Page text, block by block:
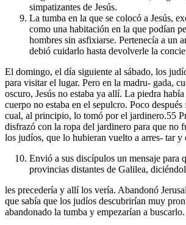
simpatizantes de Jesús.
La tumba en la que se colocó a Jesús,
como una habitación en la que podían
hombres sin asfixiarse. Pertenecía a un
debió cuidarlo hasta devolverle la
El domingo, el día siguiente al sábado, los
para visitar el lugar. Pero en la madru- gada,
oscuro, Jesús no estaba ya allí. La piedra
cuerpo no estaba en el sepulcro. Poco
cual, al principio, lo tomó por el jardinero.55
disfrazó con la ropa del jardinero para que no
los judíos, que lo hubieran vuelto a arres- tar
Envió a sus discípulos un mensaje para
provincias distantes de Galilea,
les precedería y allí los vería. Abandonó
que sabía que los judíos descubrirían muy
abandonado la tumba y empezarían a buscarlo.